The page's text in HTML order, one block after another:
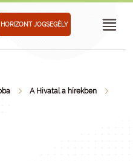
HORIZONT JOGSEGÉLY
A Hivatal a hírekben